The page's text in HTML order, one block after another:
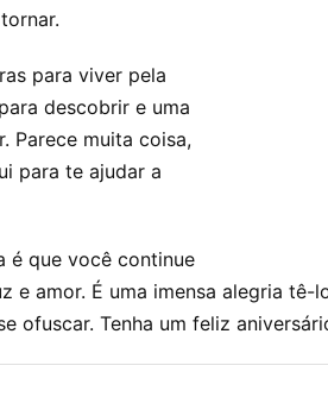
para viver pela
descobrir e uma
Parece muita coisa,
para te ajudar a
é que você continue
e amor. É uma imensa alegria
ofuscar. Tenha um feliz